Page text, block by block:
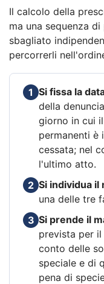
Il calcolo della
ma una sequenza
sbagliato
percorrerli
1 Si fissa la
della
giorno in cui
permanenti è
cessata; nel
l'ultimo atto.
2 Si individua il
una delle tre
3 Si prende il
prevista per
conto delle
speciale e di
pena di